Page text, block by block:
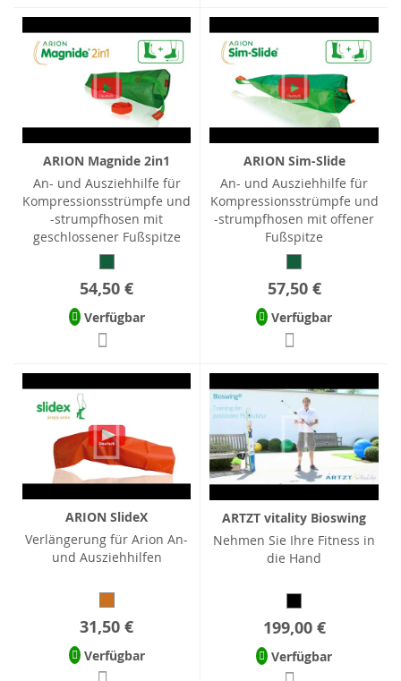
ARION Magnide 2in1
An- und Ausziehhilfe für
Kompressionsstrümpfe und
-strumpfhosen mit
geschlossener Fußspitze
54,50 €
Verfügbar
ARION Sim-Slide
An- und Ausziehhilfe für
Kompressionsstrümpfe und
-strumpfhosen mit offener
Fußspitze
57,50 €
Verfügbar
ARION SlideX
Verlängerung für Arion An-
und Ausziehhilfen
31,50 €
Verfügbar
ARTZT vitality Bioswing
Nehmen Sie Ihre Fitness in
die Hand
199,00 €
Verfügbar